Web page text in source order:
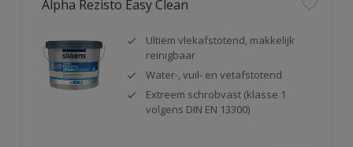
Alpha Rezisto Easy Clean
Ultiem vlekafstotend, makkelijk
reinigbaar
Water-, vuil- en vetafstotend
Extreem schrobvast (klasse 1
volgens DIN EN 13300)